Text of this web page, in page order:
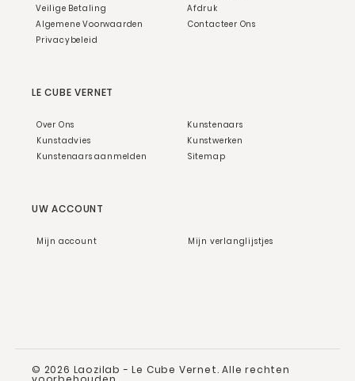
Veilige Betaling
Algemene Voorwaarden
Privacybeleid
Afdruk
Contacteer Ons
LE CUBE VERNET
Over Ons
Kunstadvies
Kunstenaars aanmelden
Kunstenaars
Kunstwerken
Sitemap
UW ACCOUNT
Mijn account Mijn verlanglijstjes
© 2026 Laozilab - Le Cube Vernet. Alle rechten